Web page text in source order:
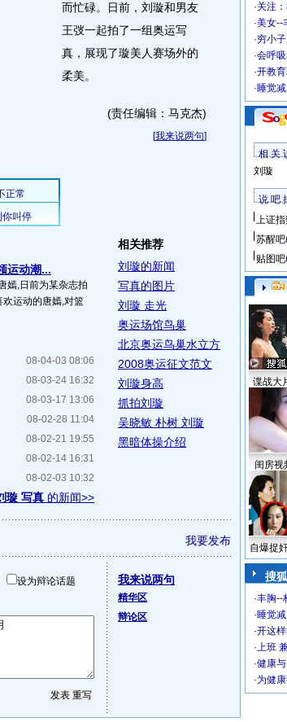
而忙碌。日前，刘璇和男友
王弢一起拍了一组奥运写
真，展现了璇美人赛场外的
柔美。
(责任编辑：马克杰)
[我来说两句]
运动潮...
嫣,日前为某杂志拍
运动的唐嫣,对篮
08-04-03 08:06
08-03-24 16:32
08-03-17 13:06
08-02-28 11:04
08-02-21 19:55
08-02-14 16:31
08-02-03 10:32
璇 写真 的新闻>>
相关推荐
刘璇的新闻
写真的图片
刘璇 走光
奥运场馆鸟巢
北京奥运鸟巢水立方
2008奥运征文范文
刘璇身高
抓拍刘璇
吴晓敏 朴树 刘璇
黑暗体操介绍
我要发布
设为辩论话题 我来说两句
精华区
辩论区
·关注
·美女--
·穷小
·会呼吸
·开教
·睡觉
相 关
刘璇
说 吧
上证指
苏醒吧
贴图吧
谍战大
闺房视
自爆捉
搜
·丰胸--
·睡觉
·开这
·上班
·健康
·为健